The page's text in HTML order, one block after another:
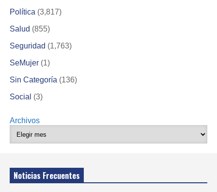
Política (3,817)
Salud (855)
Seguridad (1,763)
SeMujer (1)
Sin Categoría (136)
Social (3)
Archivos
Noticias Frecuentes